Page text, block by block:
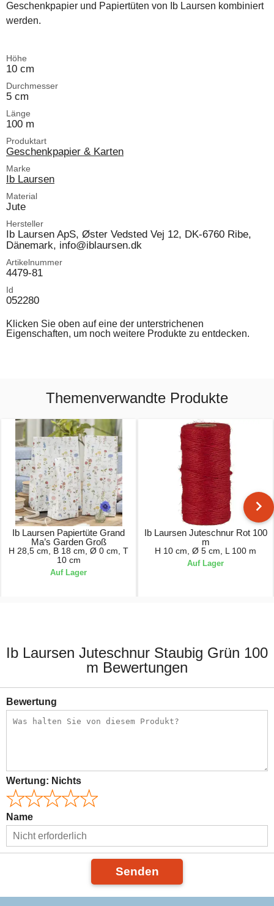
Geschenkpapier und Papiertüten von Ib Laursen kombiniert
werden.
Höhe
10 cm
Durchmesser
5 cm
Länge
100 m
Produktart
Geschenkpapier & Karten
Marke
Ib Laursen
Material
Jute
Hersteller
Ib Laursen ApS, Øster Vedsted Vej 12, DK-6760 Ribe,
Dänemark, info@iblaursen.dk
Artikelnummer
4479-81
Id
052280
Klicken Sie oben auf eine der unterstrichenen
Eigenschaften, um noch weitere Produkte zu entdecken.
Themenverwandte Produkte
Ib Laursen Papiertüte Grand
Ma’s Garden Groß
H 28,5 cm, B 18 cm, Ø 0 cm, T
10 cm
Auf Lager
Ib Laursen Juteschnur Rot 100
m
H 10 cm, Ø 5 cm, L 100 m
Auf Lager
Ib Laursen Juteschnur Staubig Grün 100
m Bewertungen
Bewertung
Wertung: Nichts
Name
Senden